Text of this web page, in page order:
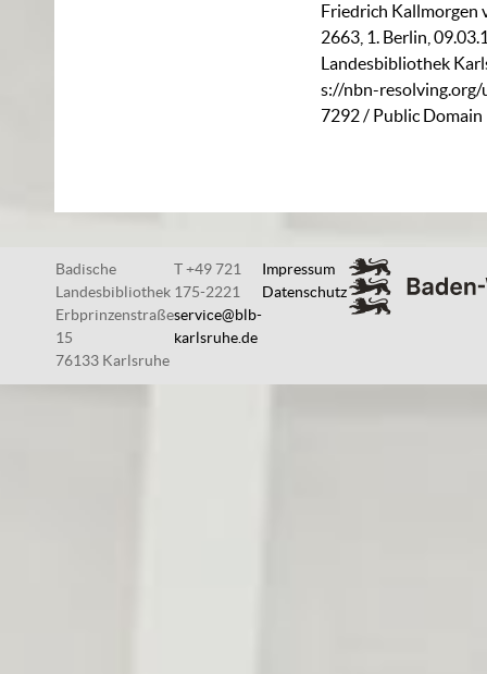
Friedrich Kallmorgen
2663, 1. Berlin,
Landesbibliothek
s://nbn-
7292/ Public Domain
Badische
Landesbibliothek
Erbprinzenstraße
15
76133 Karlsruhe
T +49 721
175-2221
service@blb-
karlsruhe.de
Impressum
Datenschutz